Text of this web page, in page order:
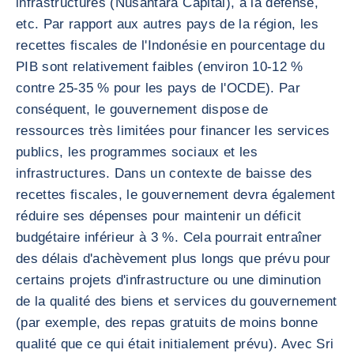
etc. Par rapport aux autres pays de la région, les
recettes fiscales de l'Indonésie en pourcentage du
PIB sont relativement faibles (environ 10-12 %
contre 25-35 % pour les pays de l'OCDE). Par
conséquent, le gouvernement dispose de
ressources très limitées pour financer les services
publics, les programmes sociaux et les
infrastructures. Dans un contexte de baisse des
recettes fiscales, le gouvernement devra également
réduire ses dépenses pour maintenir un déficit
budgétaire inférieur à 3 %. Cela pourrait entraîner
des délais d'achèvement plus longs que prévu pour
certains projets d'infrastructure ou une diminution
de la qualité des biens et services du gouvernement
(par exemple, des repas gratuits de moins bonne
qualité que ce qui était initialement prévu). Avec Sri